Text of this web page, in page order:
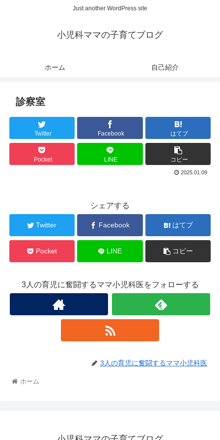
Just another WordPress site
小児科ママの子育てブログ
ホーム 自己紹介
診察室
Twitter Facebook はてブ
Pocket LINE コピー
2025.01.09
シェアする
Twitter Facebook はてブ
Pocket LINE コピー
3人の育児に奮闘するママ小児科医をフォローする
3人の育児に奮闘するママ小児科医
ホーム